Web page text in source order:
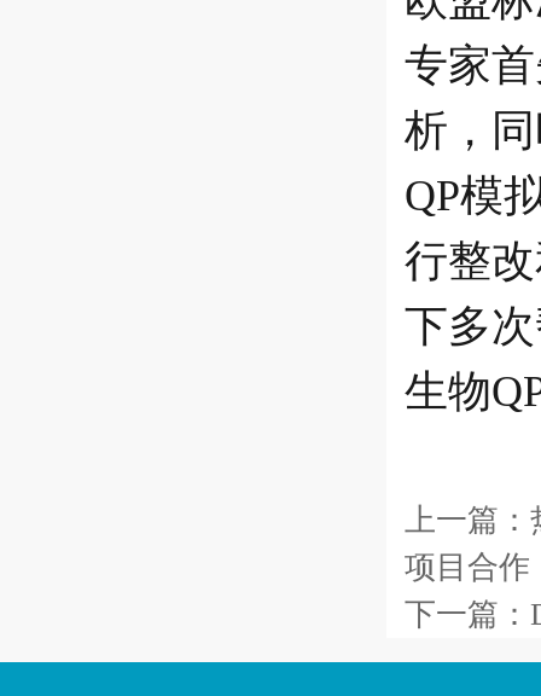
专家
析，
QP模
行整
下多
生物
上一篇：
项目合作
下一篇：